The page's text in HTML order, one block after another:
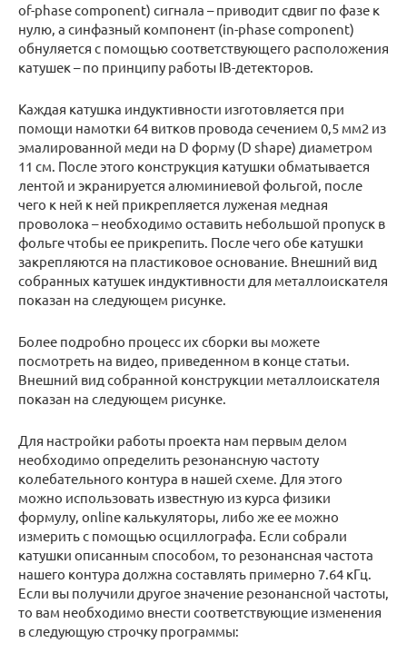
of-phase component) сигнала – приводит сдвиг по фазе к
нулю, а синфазный компонент (in-phase component)
обнуляется с помощью соответствующего расположения
катушек – по принципу работы IB-детекторов.
Каждая катушка индуктивности изготовляется при
помощи намотки 64 витков провода сечением 0,5 мм2 из
эмалированной меди на D форму (D shape) диаметром
11 см. После этого конструкция катушки обматывается
лентой и экранируется алюминиевой фольгой, после
чего к ней к ней прикрепляется луженая медная
проволока – необходимо оставить небольшой пропуск в
фольге чтобы ее прикрепить. После чего обе катушки
закрепляются на пластиковое основание. Внешний вид
собранных катушек индуктивности для металлоискателя
показан на следующем рисунке.
Более подробно процесс их сборки вы можете
посмотреть на видео, приведенном в конце статьи.
Внешний вид собранной конструкции металлоискателя
показан на следующем рисунке.
Для настройки работы проекта нам первым делом
необходимо определить резонансную частоту
колебательного контура в нашей схеме. Для этого
можно использовать известную из курса физики
формулу, online калькуляторы, либо же ее можно
измерить с помощью осциллографа. Если собрали
катушки описанным способом, то резонансная частота
нашего контура должна составлять примерно 7.64 кГц.
Если вы получили другое значение резонансной частоты,
то вам необходимо внести соответствующие изменения
в следующую строчку программы: